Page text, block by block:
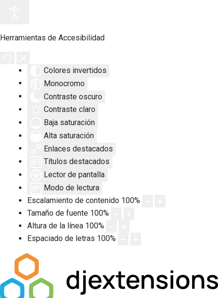
Herramientas de Accesibilidad
Colores invertidos
Monocromo
Contraste oscuro
Contraste claro
Baja saturación
Alta saturación
Enlaces destacados
Títulos destacados
Lector de pantalla
Modo de lectura
Escalamiento de contenido 100%
Tamaño de fuente 100%
Altura de la línea 100%
Espaciado de letras 100%